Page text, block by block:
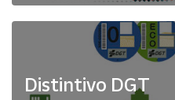
Distintivo DGT